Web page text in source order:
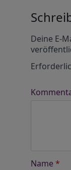
Deine E-
Name *